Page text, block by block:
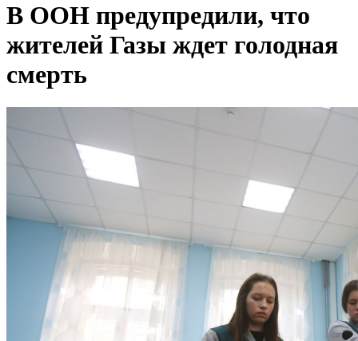
В ООН предупредили, что
жителей Газы ждет голодная
смерть